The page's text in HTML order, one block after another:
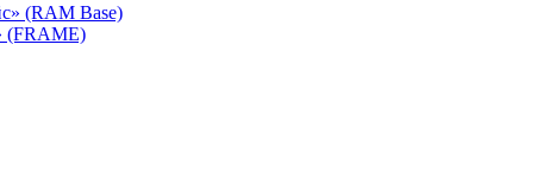
(RAM Base)
(FRAME)